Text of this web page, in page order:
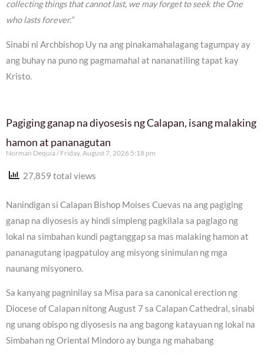
collecting things that cannot last, we may forget to seek the One
who lasts forever.”
Sinabi ni Archbishop Uy na ang pinakamahalagang tagumpay ay
ang buhay na puno ng pagmamahal at nananatiling tapat kay
Kristo.
Pagiging ganap na diyosesis ng Calapan, isang malaking
hamon at pananagutan
Norman Dequia Friday, August 7, 2026 5:18 pm
27,859 total views
Nanindigan si Calapan Bishop Moises Cuevas na ang pagiging
ganap na diyosesis ay hindi simpleng pagkilala sa paglago ng
lokal na simbahan kundi pagtanggap sa mas malaking hamon at
pananagutang ipagpatuloy ang misyong sinimulan ng mga
naunang misyonero.
Sa kanyang pagninilay sa Misa para sa canonical erection ng
Diocese of Calapan nitong August 7 sa Calapan Cathedral, sinabi
ng unang obispo ng diyosesis na ang bagong katayuan ng lokal na
Simbahan ng Oriental Mindoro ay bunga ng mahabang